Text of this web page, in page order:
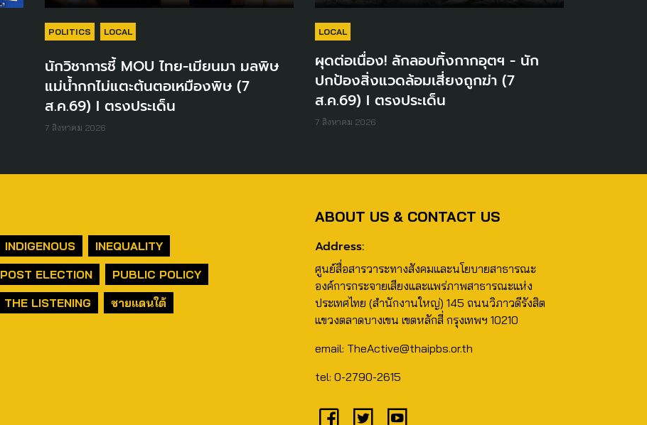
POLITICS LOCAL
นักวิชาการชี้ MOU ไทย-เมียนมา มลพิษ
แม่น้ำกกไม่แตะต้นตอเหมืองพิษ (7
ส.ค.69) I ตรงประเด็น
7 สิงหาคม 2026
LOCAL
ผุดต่อเนื่อง! ลักลอบทิ้งกากอุตฯ - นัก
ปกป้องสิ่งแวดล้อมเสี่ยงถูกฆ่า (7
ส.ค.69) I ตรงประเด็น
7 สิงหาคม 2026
INDIGENOUS
INEQUALITY
POST ELECTION
PUBLIC POLICY
THE LISTENING
ชายแดนใต้
ABOUT US & CONTACT US
Address:
ศูนย์สื่อสารวาระทางสังคมและนโยบายสาธารณะ
องค์การกระจายเสียงและแพร่ภาพสาธารณะแห่ง
ประเทศไทย (สำนักงานใหญ่) 145 ถนนวิภาวดีรังสิต
แขวงตลาดบางเขน เขตหลักสี่ กรุงเทพฯ 10210
email: TheActive@thaipbs.or.th
tel: 0-2790-2615